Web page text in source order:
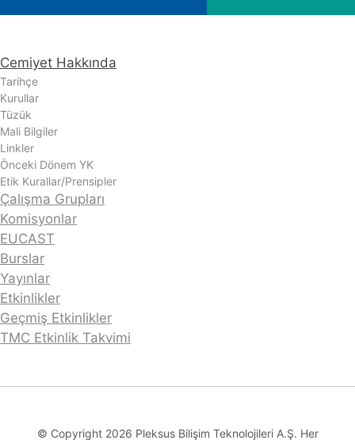
Cemiyet Hakkında
Tarihçe
Kurullar
Tüzük
Mali Bilgiler
Linkler
Önceki Dönem YK
Etik Kurallar/Prensipler
Çalışma Grupları
Komisyonlar
EUCAST
Burslar
Yayınlar
Etkinlikler
Geçmiş Etkinlikler
TMC Etkinlik Takvimi
© Copyright 2026 Pleksus Bilişim Teknolojileri A.Ş. Her